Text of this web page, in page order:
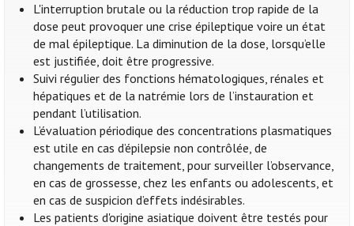
L'interruption brutale ou la réduction trop rapide de la
dose peut provoquer une crise épileptique voire un état
de mal épileptique. La diminution de la dose, lorsqu’elle
est justifiée, doit être progressive.
Suivi régulier des fonctions hématologiques, rénales et
hépatiques et de la natrémie lors de l’instauration et
pendant l’utilisation.
L’évaluation périodique des concentrations plasmatiques
est utile en cas d’épilepsie non contrôlée, de
changements de traitement, pour surveiller l’observance,
en cas de grossesse, chez les enfants ou adolescents, et
en cas de suspicion d’effets indésirables.
Les patients d'origine asiatique doivent être testés pour